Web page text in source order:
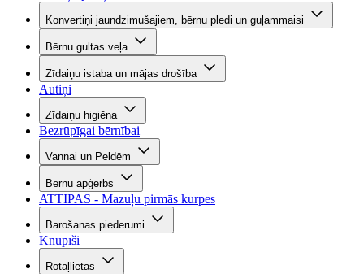
Konvertiņi jaundzimušajiem, bērnu pledi un guļammaisi
Bērnu gultas veļa
Zīdaiņu istaba un mājas drošība
Autiņi
Zīdaiņu higiēna
Bezrūpīgai bērnībai
Vannai un Peldēm
Bērnu apģērbs
ATTIPAS - Mazuļu pirmās kurpes
Barošanas piederumi
Knupīši
Rotaļlietas